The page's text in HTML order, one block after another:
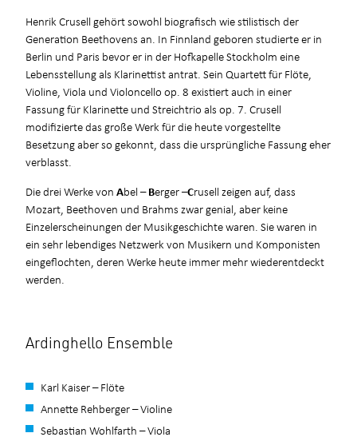
Henrik Crusell gehört sowohl biografisch wie stilistisch der
Generation Beethovens an. In Finnland geboren studierte er in
Berlin und Paris bevor er in der Hofkapelle Stockholm eine
Lebensstellung als Klarinettist antrat. Sein Quartett für Flöte,
Violine, Viola und Violoncello op. 8 existiert auch in einer
Fassung für Klarinette und Streichtrio als op. 7. Crusell
modifizierte das große Werk für die heute vorgestellte
Besetzung aber so gekonnt, dass die ursprüngliche Fassung eher
verblasst.
Die drei Werke vonAbel –Berger –Crusell zeigen auf, dass
Mozart, Beethoven und Brahms zwar genial, aber keine
Einzelerscheinungen der Musikgeschichte waren. Sie waren in
ein sehr lebendiges Netzwerk von Musikern und Komponisten
eingeflochten, deren Werke heute immer mehr wiederentdeckt
werden.
Ardinghello Ensemble
Karl Kaiser – Flöte
Annette Rehberger – Violine
Sebastian Wohlfarth – Viola